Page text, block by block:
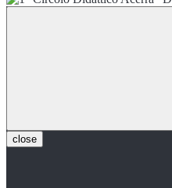
close